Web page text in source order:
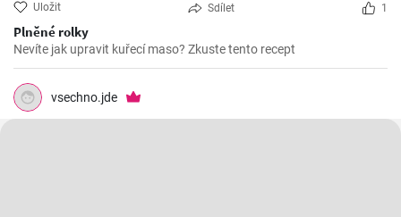
Uložit Sdílet 1
Plněné rolky
Nevíte jak upravit kuřecí maso? Zkuste tento recept
vsechno.jde